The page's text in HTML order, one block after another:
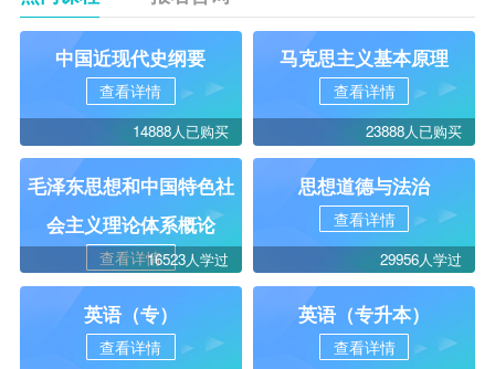
中国近现代史纲要
查看详情
14888人已购买
马克思主义基本原理
查看详情
23888人已购买
毛泽东思想和中国特色社
会主义理论体系概论
查看详情16523人学过
思想道德与法治
查看详情
29956人学过
英语（专）
查看详情
英语（专升本）
查看详情